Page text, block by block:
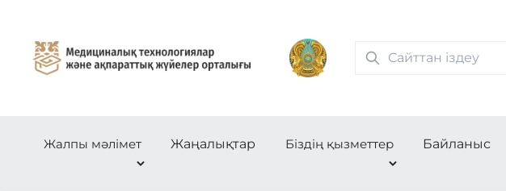
Жалпы мәлімет Жаңалықтар Біздің қызметтер Байланыс